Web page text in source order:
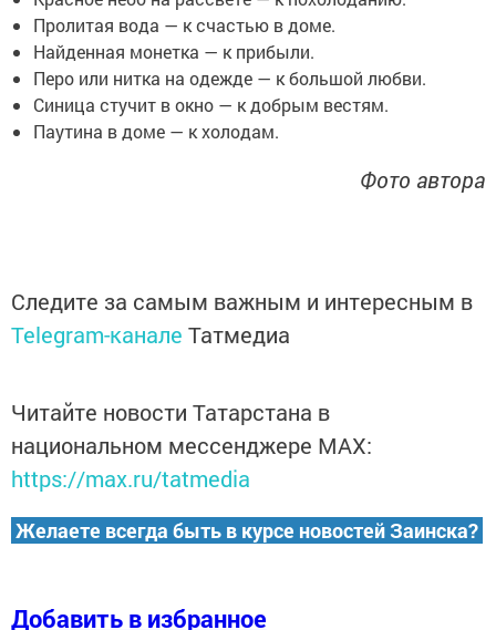
Пролитая вода — к счастью в доме.
Найденная монетка — к прибыли.
Перо или нитка на одежде — к большой любви.
Синица стучит в окно — к добрым вестям.
Паутина в доме — к холодам.
Фото автора
Следите за самым важным и интересным в
Telegram-канале Татмедиа
Читайте новости Татарстана в
национальном мессенджере MАХ:
https://max.ru/tatmedia
Желаете всегда быть в курсе новостей Заинска?
Добавить в избранное